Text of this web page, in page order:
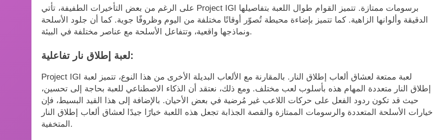
على الرغم من بعض التأخيرات الطفيفة، تأتي Project IGI برسومات ممتازة. تتميز القوام طوال اللعبة بتفاصيلها
الدقيقة وألوانها الزاهية. كما تتميز بإضاءة محيطة تُصوّر أوقاتًا مختلفة من اليوم وظروفًا جوية. كما أن جلود الأسلحة
ونماذجها واقعية، وتتفاعل الأسلحة مع عناصر مختلفة في البيئة.
لعبة إطلاق نار تفاعلية:
Project IGI لعبة ممتعة لعشاق ألعاب إطلاق النار. بالمقارنة مع الألعاب البديلة الأخرى من هذا النوع، تتميز لعبة
إطلاق النار متعددة المهام هذه بأسلوب لعب مختلف. ومع ذلك، نعتقد أن الذكاء الاصطناعي للعبة بحاجة إلى تحسين،
حيث قد تكون ردود الفعل على حركات اللاعب غير مُرضية في بعض الأحيان. بالإضافة إلى هذا القيد البسيط، فإن
خيارات الأسلحة المتعددة والرسومات الممتازة والقصة الجذابة تجعل هذه اللعبة خيارًا جيدًا لعشاق ألعاب إطلاق النار
المتخفية.